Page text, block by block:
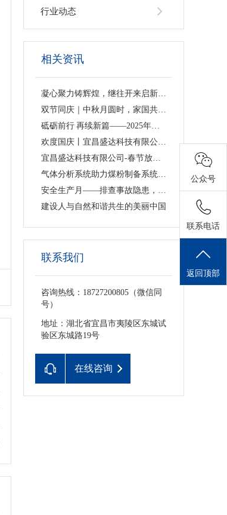
行业动态
相关资讯
凝心聚力铸辉煌，继往开来启新程——宜昌盛达科技有限公司2025年度回顾
双节同庆｜中秋月圆时，家国共团圆-宜昌盛达科技有限公司“十一”放假通知
砥砺前行 再续新篇——2025年宜昌盛达科技有限公司春节放假通知！
欢度国庆丨宜昌盛达科技有限公司国庆放假通知
宜昌盛达科技有限公司-春节放假通知
气体分析系统助力煤粉制备系统防火防爆安全生产
安全生产月——排查事故隐患，树牢安全发展理念
建设人与自然和谐共生的美丽中国
联系我们
咨询热线：18727200805（微信同
号）
地址：湖北省宜昌市夷陵区东城试
验区东城路19号
在线咨询
公众号
联系电话
返回顶部